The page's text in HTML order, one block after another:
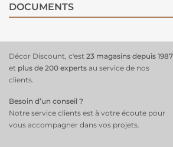
option économique et esthétique pour
sans faire de travaux longs et lourds.​
DOCUMENTS
Décor Discount, c'est 23 magasins depuis 1987
et plus de 200 experts au service de nos
clients.
Besoin d’un conseil ?
Notre service clients est à votre écoute pour
vous accompagner dans vos projets.